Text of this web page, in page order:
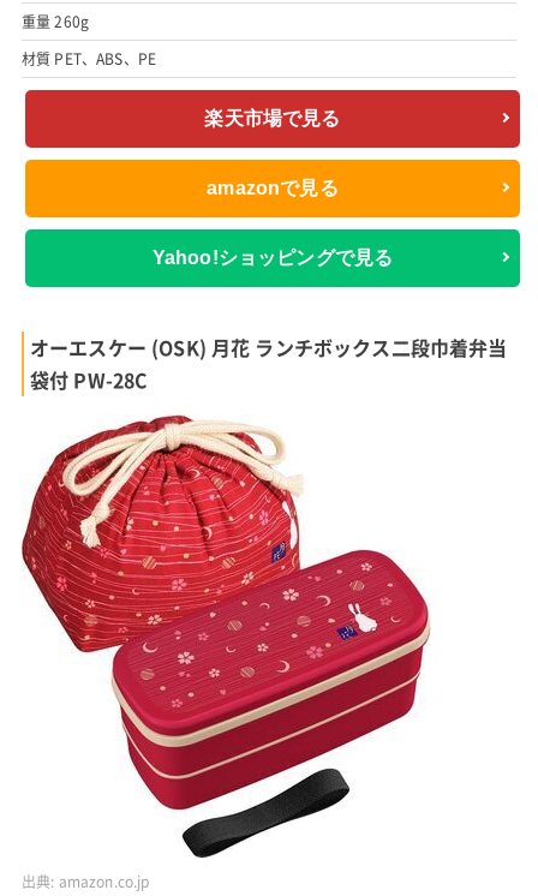
重量 260g
材質 PET、ABS、PE
楽天市場で見る
amazonで見る
Yahoo!ショッピングで見る
オーエスケー (OSK) 月花 ランチボックス二段巾着弁当
袋付 PW-28C
出典: amazon.co.jp